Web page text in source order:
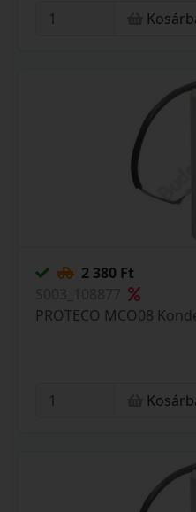
2 380 Ft
PROTECO MCO08